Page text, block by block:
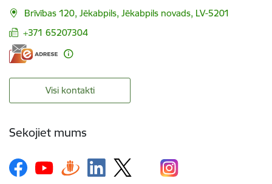
Brīvības 120, Jēkabpils, Jēkabpils novads, LV-5201
+371 65207304
Visi kontakti
Sekojiet mums